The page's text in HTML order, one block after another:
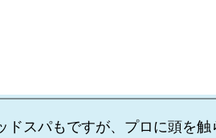
ドスパもですが、プロに頭を触